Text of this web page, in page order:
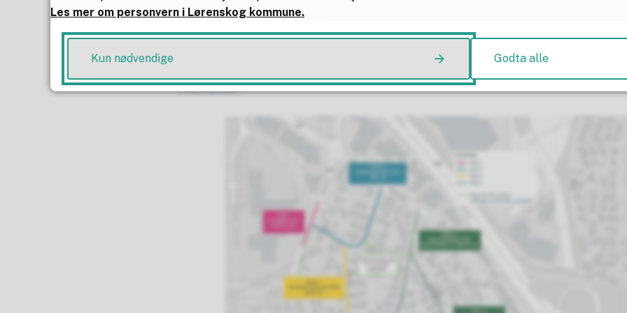
Anleggsarbeidene starter i april 2025 og pågår fram til høsten
vurderer hele tiden hvordan prosjektet kan gjennomføres på en
effektivt som mulig, så faseplanen kan endre seg etter hvert som
framover.
Les mer om personvern i Lørenskog kommune.
Kun nødvendige Godta alle